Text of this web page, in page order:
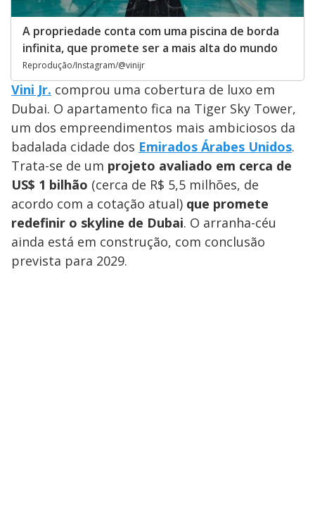
A propriedade conta com uma piscina de borda
infinita, que promete ser a mais alta do mundo
Reprodução/Instagram/@vinijr
Vini Jr. comprou uma cobertura de luxo em
Dubai. O apartamento fica na Tiger Sky Tower,
um dos empreendimentos mais ambiciosos da
badalada cidade dos Emirados Árabes Unidos.
Trata-se de um projeto avaliado em cerca de
US$ 1 bilhão (cerca de R$ 5,5 milhões, de
acordo com a cotação atual) que promete
redefinir o skyline de Dubai. O arranha-céu
ainda está em construção, com conclusão
prevista para 2029.